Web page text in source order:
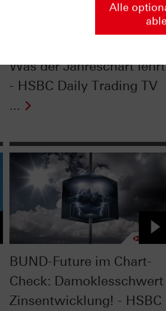
Was der Jahreschart
- HSBC Daily Trading TV
...
BUND-Future im Chart-
Check: Damoklesschwert
Zinsentwicklung! - HSBC
Alle